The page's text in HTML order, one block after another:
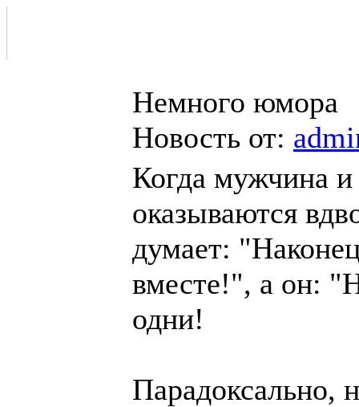
Немного юмора
Новость от:
Когда мужчина
оказываются
думает:
вместе!", а он:
одни!
Парадоксально,